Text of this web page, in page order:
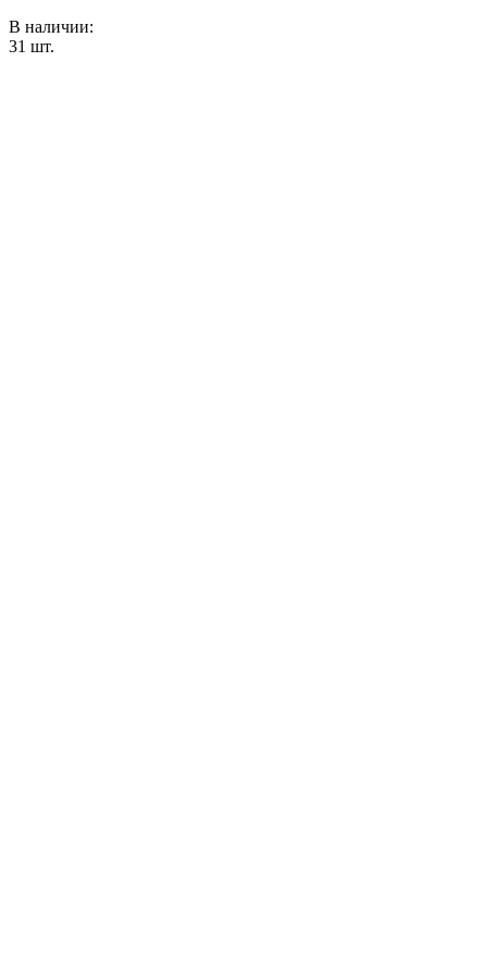
В наличии:
31 шт.